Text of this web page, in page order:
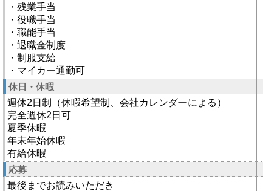
・残業手当
・役職手当
・職能手当
・退職金制度
・制服支給
・マイカー通勤可
休日・休暇
週休2日制（休暇希望制、会社カレンダーによる）
完全週休2日可
夏季休暇
年末年始休暇
有給休暇
応募
最後までお読みいただき